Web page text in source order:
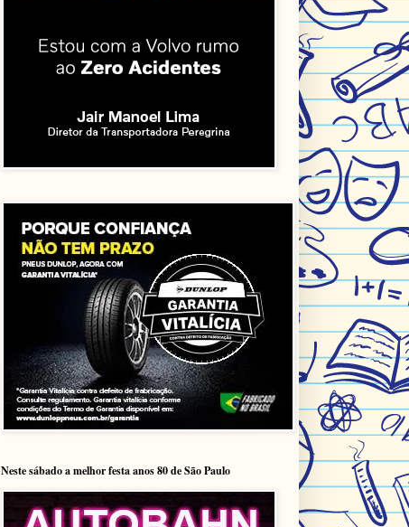
Neste sábado a melhor festa anos 80 de São Paulo